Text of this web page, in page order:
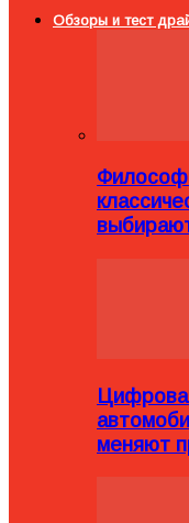
Обзоры и тест
меняют